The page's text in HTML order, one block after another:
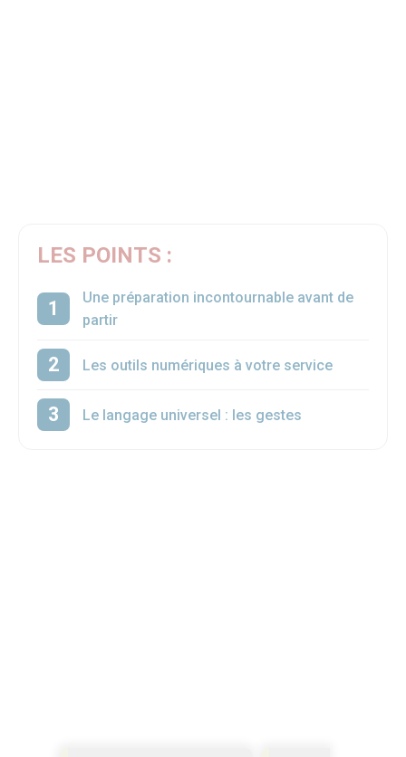
LES POINTS :
Une préparation incontournable avant de
partir
Les outils numériques à votre service
Le langage universel : les gestes